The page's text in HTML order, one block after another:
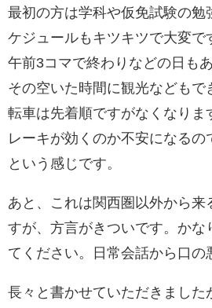
最初の方は学科や仮免試験の勉
ケジュールもキツキツで大変で
午前3コマで終わりなどの日も
その空いた時間に観光などもで
転車は先着順ですがなくなりま
レーキが効くのか不安になるの
という感じです。
あと、これは関西圏以外から来
すが、方言がきついです。かな
てください。日常会話から口の
長々と書かせていただきました